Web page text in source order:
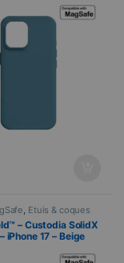
, Étuis & coques
, Cellulare
,Telefonia
– Custodia SolidX
iPhone 17 – Beige